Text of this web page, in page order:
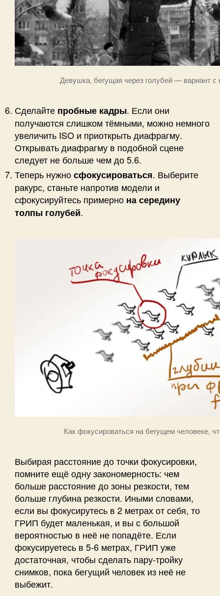
Девушка, бегущая через голубей — вариант с
Сделайте пробные кадры. Если они
получаются слишком тёмными, можно немного
увеличить ISO и приоткрыть диафрагму.
Открывать диафрагму в подобной сцене
следует не больше чем до 5.6.
Теперь нужносфокусироваться. Выберите
ракурс, станьте напротив модели и
сфокусируйтесь примерно на середину
толпы голубей.
Как фокусироваться на бегущем человеке,
Выбирая расстояние до точки фокусировки,
помните ещё одну закономерность: чем
больше расстояние до зоны резкости, тем
больше глубина резкости. Иными словами,
если вы фокусирутесь в 2 метрах от себя, то
ГРИП будет маленькая, и вы с большой
вероятностью в неё не попадёте. Если
фокусируетесь в 5-6 метрах, ГРИП уже
достаточная, чтобы сделать пару-тройку
снимков, пока бегущий человек из неё не
выбежит.